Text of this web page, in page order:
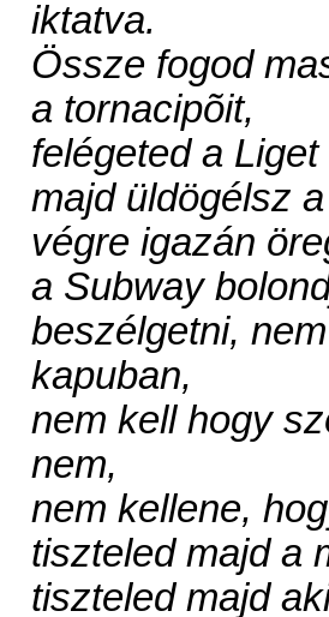
iktatva.
Össze fogod
a tornacipõit,
felégeted a Liget
majd üldögélsz
végre igazán
a Subway
beszélgetni,
kapuban,
nem kell hogy
nem,
nem kellene,
tiszteled majd a
tiszteled majd